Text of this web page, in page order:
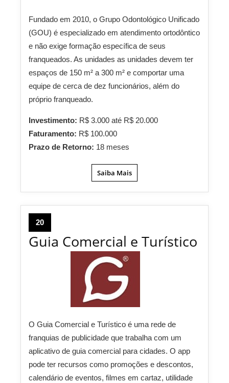
Fundado em 2010, o Grupo Odontológico Unificado
(GOU) é especializado em atendimento ortodôntico
e não exige formação específica de seus
franqueados. As unidades as unidades devem ter
espaços de 150 m² a 300 m² e comportar uma
equipe de cerca de dez funcionários, além do
próprio franqueado.
Investimento: R$ 3.000 até R$ 20.000
Faturamento: R$ 100.000
Prazo de Retorno: 18 meses
Saiba Mais
20
Guia Comercial e Turístico
O Guia Comercial e Turístico é uma rede de
franquias de publicidade que trabalha com um
aplicativo de guia comercial para cidades. O app
pode ter recursos como promoções e descontos,
calendário de eventos, filmes em cartaz, utilidade